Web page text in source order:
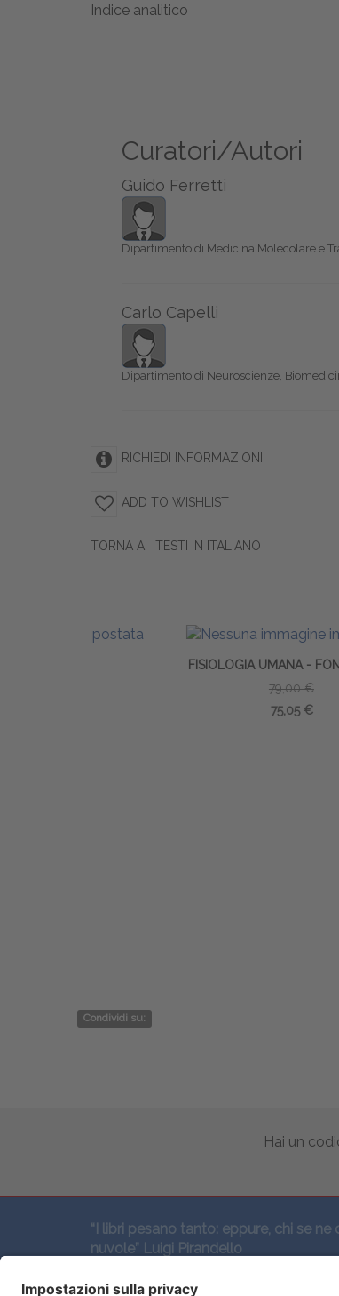
Indice analitico
Curatori/Autori
Guido Ferretti
Dipartimento di Medicina Molecolare e
Carlo Capelli
Dipartimento di Neuroscienze,
RICHIEDI INFORMAZIONI
ADD TO WISHLIST
TORNA A: TESTI IN ITALIANO
FISIOLOGIA UMANA - FONDAMENTI
Condividi su:
Hai un
“I libri pesano tanto: eppure, chi se
nuvole” Luigi Pirandello